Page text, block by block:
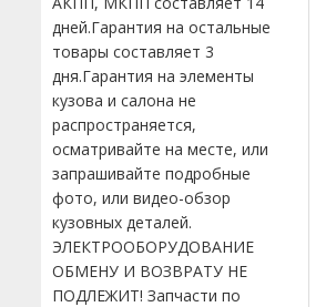
дней.Гарантия на остальные
товары составляет 3
дня.Гарантия на элементы
кузова и салона не
распространяется,
осматривайте на месте, или
запрашивайте подробные
фото, или видео-обзор
кузовных деталей.
ЭЛЕКТРООБОРУДОВАНИЕ
ОБМЕНУ И ВОЗВРАТУ НЕ
ПОДЛЕЖИТ! Запчасти по